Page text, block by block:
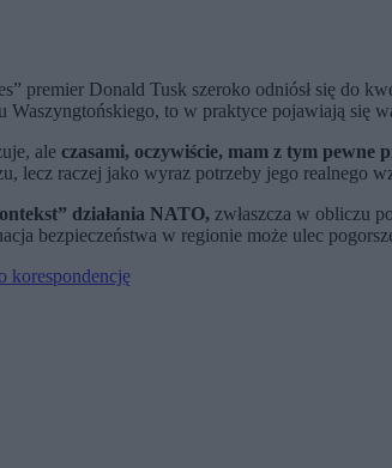
premier Donald Tusk szeroko odniósł się do
Waszyngtońskiego, to w praktyce pojawiają się
ale czasami, oczywiście, mam z tym pewne
lecz raczej jako wyraz potrzeby jego realnego
działania NATO, zwłaszcza w obliczu
bezpieczeństwa w regionie może ulec
korespondencję